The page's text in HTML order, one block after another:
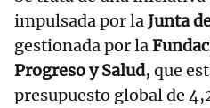
impulsada por laJunta
gestionada por la
Progreso y Salud, que
presupuesto global de